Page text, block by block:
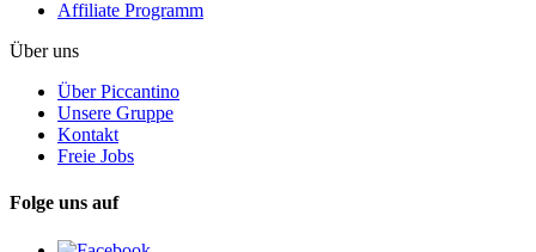
Affiliate Programm
Über uns
Über Piccantino
Unsere Gruppe
Kontakt
Freie Jobs
Folge uns auf